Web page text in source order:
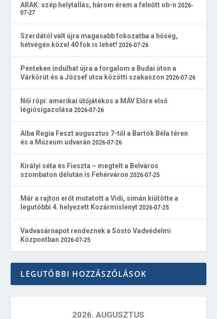
ARAK: szép helytállás, három érem a felnőtt ob-n 2026-
07-27
Szerdától vált újra magasabb fokozatba a hőség,
hétvégén közel 40 fok is lehet! 2026-07-26
Pénteken indulhat újra a forgalom a Budai úton a
Várkörút és a József utca közötti szakaszon 2026-07-26
Női röpi: amerikai ütőjátékos a MÁV Előre első
légiósigazolása 2026-07-26
Alba Regia Feszt augusztus 7-től a Bartók Béla téren
és a Múzeum udvarán 2026-07-26
Királyi séta és Fieszta – megtelt a Belváros
szombaton délután is Fehérváron 2026-07-25
Már a rajton erőt mutatott a Vidi, simán kiütötte a
legutóbbi 4. helyezett Kozármislenyt 2026-07-25
Vadvasárnapot rendeznek a Sóstó Vadvédelmi
Központban 2026-07-25
LEGUTÓBBI HOZZÁSZÓLÁSOK
2026. AUGUSZTUS